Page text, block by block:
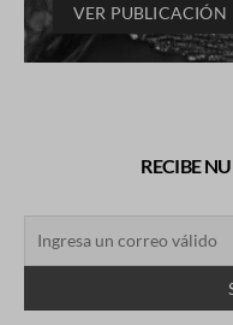
VER PUBLICACIÓN
RECIBE